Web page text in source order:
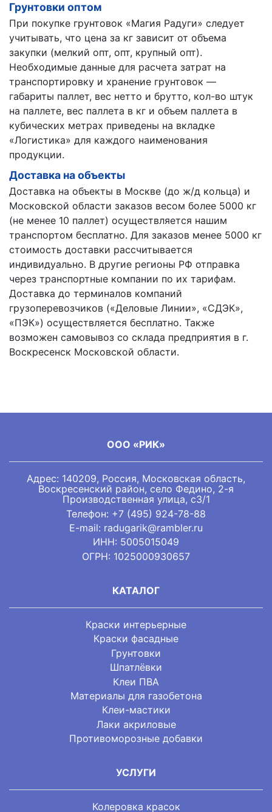
Грунтовки оптом
При покупке грунтовок «Магия Радуги» следует
учитывать, что цена за кг зависит от объема
закупки (мелкий опт, опт, крупный опт).
Необходимые данные для расчета затрат на
транспортировку и хранение грунтовок —
габариты паллет, вес нетто и брутто, кол-во штук
на паллете, вес паллета в кг и объем паллета в
кубических метрах приведены на вкладке
«Логистика» для каждого наименования
продукции.
Доставка на объекты
Доставка на объекты в Москве (до ж/д кольца) и
Московской области заказов весом более 5000 кг
(не менее 10 паллет) осуществляется нашим
транспортом бесплатно. Для заказов менее 5000 кг
стоимость доставки рассчитывается
индивидуально. В другие регионы РФ отправка
через транспортные компании по их тарифам.
Доставка до терминалов компаний
грузоперевозчиков («Деловые Линии», «СДЭК»,
«ПЭК») осуществляется бесплатно. Также
возможен самовывоз со склада предприятия в г.
Воскресенск Московской области.
ООО «РИК»
Адрес: 140209, Россия, Московская область,
Воскресенский район, село Федино, 2-я
Производственная улица, с3/1
Телефон: +7 (495) 924-78-88
E-mail: radugarik@rambler.ru
ИНН: 5005015049
ОГРН: 1025000930657
КАТАЛОГ
Краски интерьерные
Краски фасадные
Грунтовки
Шпатлёвки
Клеи ПВА
Материалы для газобетона
Клеи-мастики
Лаки акриловые
Противоморозные добавки
УСЛУГИ
Колеровка красок